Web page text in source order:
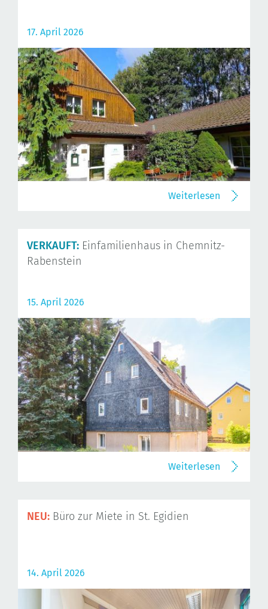
17. April 2026
Weiterlesen
VERKAUFT: Einfamilienhaus in Chemnitz-
Rabenstein
15. April 2026
Weiterlesen
NEU: Büro zur Miete in St. Egidien
14. April 2026